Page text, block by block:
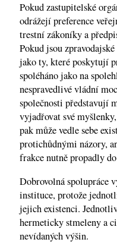
Pokud zastupitelské
odrážejí preference
trestní zákoníky a
Pokud jsou
jako ty, které poskytují
spoléháno jako na
nespravedlivé vládní
společnosti představují
vyjadřovat své
pak může vedle sebe
protichůdnými názory,
frakce nutně propadly
Dobrovolná spolupráce
instituce, protože
jejich existenci.
hermeticky stmeleny a
nevídaných výšin.